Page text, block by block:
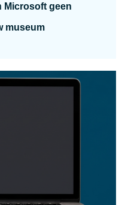
Microsoft geen
museum